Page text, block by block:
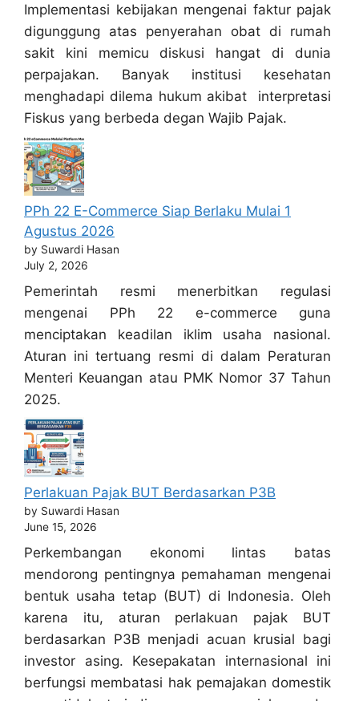
Implementasi kebijakan mengenai faktur pajak
digunggung atas penyerahan obat di rumah
sakit kini memicu diskusi hangat di dunia
perpajakan. Banyak institusi kesehatan
menghadapi dilema hukum akibat interpretasi
Fiskus yang berbeda degan Wajib Pajak.
PPh 22 E-Commerce Siap Berlaku Mulai 1
Agustus 2026
by Suwardi Hasan
July 2, 2026
Pemerintah resmi menerbitkan regulasi
mengenai PPh 22 e-commerce guna
menciptakan keadilan iklim usaha nasional.
Aturan ini tertuang resmi di dalam Peraturan
Menteri Keuangan atau PMK Nomor 37 Tahun
2025.
Perlakuan Pajak BUT Berdasarkan P3B
by Suwardi Hasan
June 15, 2026
Perkembangan ekonomi lintas batas
mendorong pentingnya pemahaman mengenai
bentuk usaha tetap (BUT) di Indonesia. Oleh
karena itu, aturan perlakuan pajak BUT
berdasarkan P3B menjadi acuan krusial bagi
investor asing. Kesepakatan internasional ini
berfungsi membatasi hak pemajakan domestik